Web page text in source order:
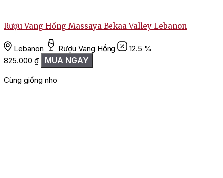
Rượu Vang Hồng Massaya Bekaa Valley Lebanon
Lebanon Rượu Vang Hồng
12.5 %
825.000 ₫ MUA NGAY
Cùng giống nho